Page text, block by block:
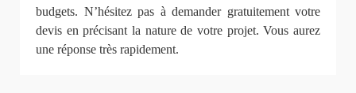
budgets. N’hésitez pas à demander gratuitement votre
devis en précisant la nature de votre projet. Vous aurez
une réponse très rapidement.